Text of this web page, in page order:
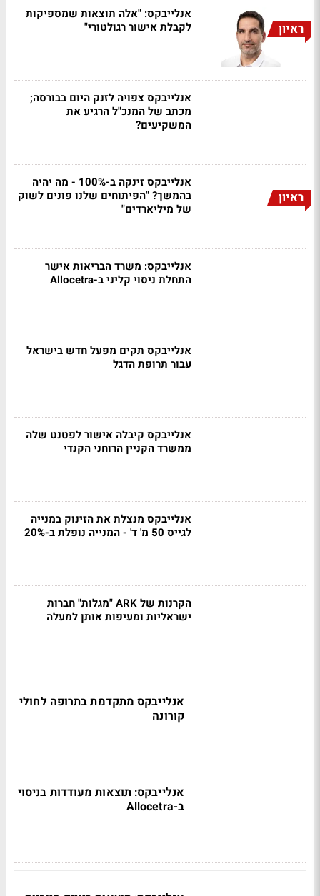
ראיון
אנלייבקס: "אלה תוצאות שמספיקות
לקבלת אישור רגולטורי"
אנלייבקס צפויה לזנק היום בבורסה;
מכתב של המנכ"ל הרגיע את
המשקיעים?
ראיון
אנלייבקס זינקה ב-100% - מה יהיה
בהמשך? "הפיתוחים שלנו פונים לשוק
של מיליארדים"
אנלייבקס: משרד הבריאות אישר
התחלת ניסוי קליני ב-Allocetra
אנלייבקס תקים מפעל חדש בישראל
עבור תרופת הדגל
אנלייבקס קיבלה אישור לפטנט שלה
ממשרד הקניין הרוחני הקנדי
אנלייבקס מנצלת את הזינוק במנייה
לגייס 50 מ' ד' - המנייה נופלת ב-20%
הקרנות של ARK "מגלות" חברות
ישראליות ומעיפות אותן למעלה
אנלייבקס מתקדמת בתרופה לחולי
קורונה
אנלייבקס: תוצאות מעודדות בניסוי
ב-Allocetra